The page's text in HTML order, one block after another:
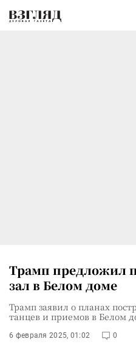
Трамп предложил
зал в Белом доме
Трамп заявил о планах
танцев и приемов в Белом
6 февраля 2025, 01:02 0